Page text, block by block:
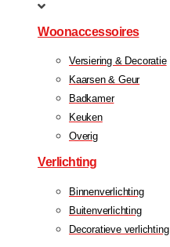
Woonaccessoires
Versiering & Decoratie
Kaarsen & Geur
Badkamer
Keuken
Overig
Verlichting
Binnenverlichting
Buitenverlichting
Decoratieve verlichting